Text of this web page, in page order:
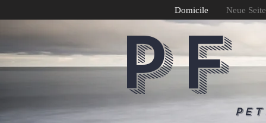
PF
Domicile Neue Seite